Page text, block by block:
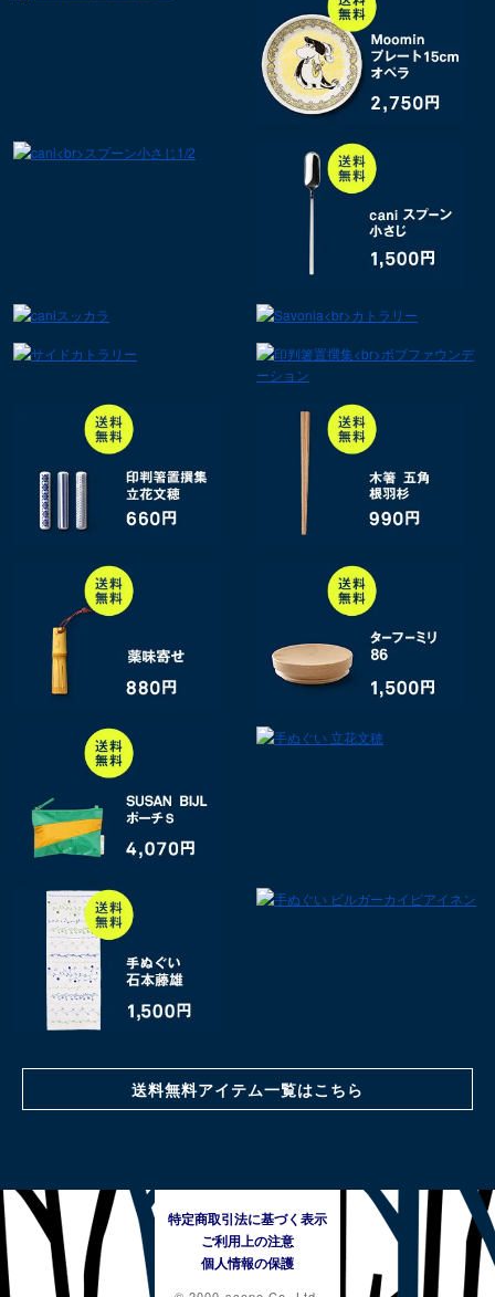
送料無料アイテム一覧はこちら
特定商取引法に基づく表示
ご利用上の注意
個人情報の保護